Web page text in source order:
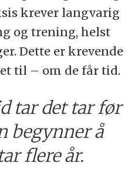
krever langvarig
og trening, helst
Dette er krevende
til – om de får tid.
tar det tar før
begynner å
flere år.